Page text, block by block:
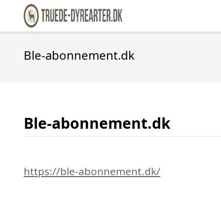
Ble-abonnement.dk
Ble-abonnement.dk
https://ble-abonnement.dk/